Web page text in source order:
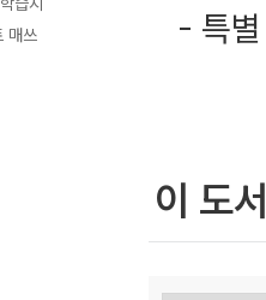
- 특
이 도